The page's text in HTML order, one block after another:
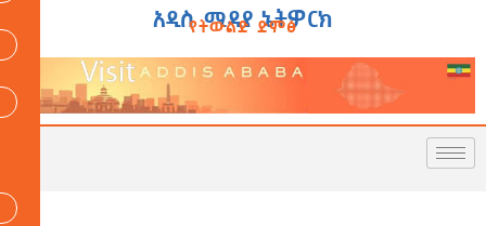
አዲስ ሚዲያ ኔትዎርክ
የትውልድ ድምፅ